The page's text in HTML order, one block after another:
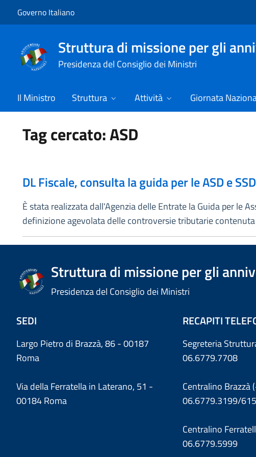
Governo Italiano
Struttura di missione per gli
Presidenza del Consiglio dei Ministri
Il Ministro Struttura Attività Giornata
Tag cercato: ASD
DL Fiscale, consulta la guida per le ASD e SSD
È stata realizzata dall'Agenzia delle Entrate la Guida per le
definizione agevolata delle controversie tributarie
Struttura di missione per gli
Presidenza del Consiglio dei Ministri
SEDI
Largo Pietro di Brazzà, 86 - 00187
Roma
Via della Ferratella in Laterano, 51 -
00184 Roma
RECAPITI
Segreteria
06.6779.7708
Centralino Brazzà
06.6779.3199/
Centralino
06.6779.5999